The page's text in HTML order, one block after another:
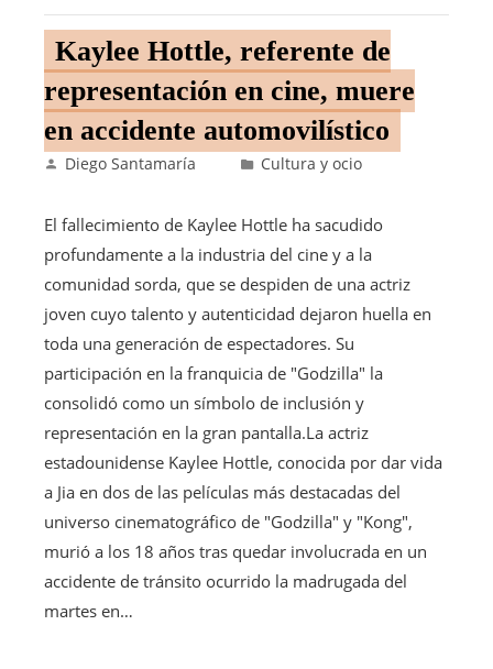
Kaylee Hottle, referente de
representación en cine, muere
en accidente automovilístico
Diego Santamaría Cultura y ocio
El fallecimiento de Kaylee Hottle ha sacudido
profundamente a la industria del cine y a la
comunidad sorda, que se despiden de una actriz
joven cuyo talento y autenticidad dejaron huella en
toda una generación de espectadores. Su
participación en la franquicia de "Godzilla" la
consolidó como un símbolo de inclusión y
representación en la gran pantalla.La actriz
estadounidense Kaylee Hottle, conocida por dar vida
a Jia en dos de las películas más destacadas del
universo cinematográfico de "Godzilla" y "Kong",
murió a los 18 años tras quedar involucrada en un
accidente de tránsito ocurrido la madrugada del
martes en…